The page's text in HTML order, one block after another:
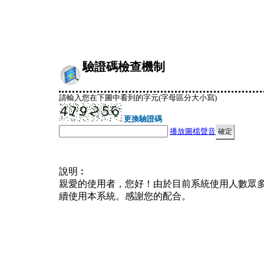
驗證碼檢查機制
請輸入您在下圖中看到的字元(字母區分大小寫)
更換驗證碼
播放圖檔聲音
說明︰
親愛的使用者，您好！由於目前系統使用人數眾
續使用本系統。感謝您的配合。